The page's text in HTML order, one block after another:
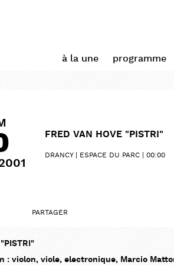
à la une programme
FRED VAN HOVE "PISTRI"
DRANCY ESPACE DU PARC 00:00
PARTAGER
: violon, viole, electronique, Marcio